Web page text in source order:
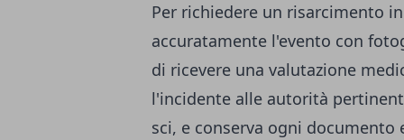
Per richiedere un risarcimento
accuratamente l'evento con
di ricevere una valutazione
l'incidente alle autorità
sci, e conserva ogni